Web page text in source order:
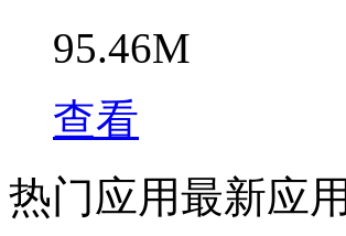
95.46M
查看
热门应用最新应用